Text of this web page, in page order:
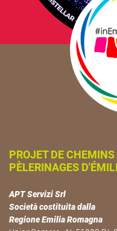
PROJET DE
PÈLERINAGES
APT Servizi Srl
Società costituita dalla
Regione Emilia Romagna